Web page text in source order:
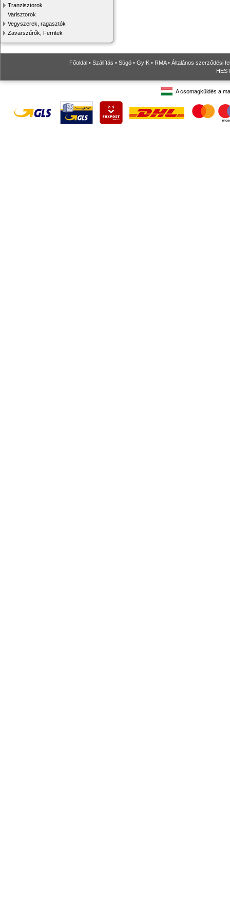
Tranzisztorok
Varisztorok
Vegyszerek, ragasztók
Zavarszűrők, Ferritek
Főoldal • Szállítás • Súgó • GyIK • RMA• Általános szerződési
A csomagküldés a